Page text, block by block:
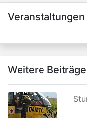
×
Veranstaltungen
Weitere Beiträge